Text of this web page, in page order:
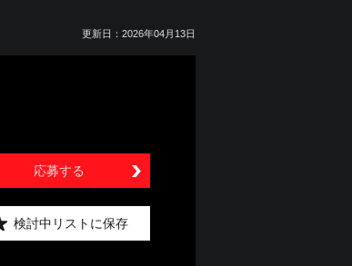
更新日：2026年04月13日
応募する
検討中リストに保存